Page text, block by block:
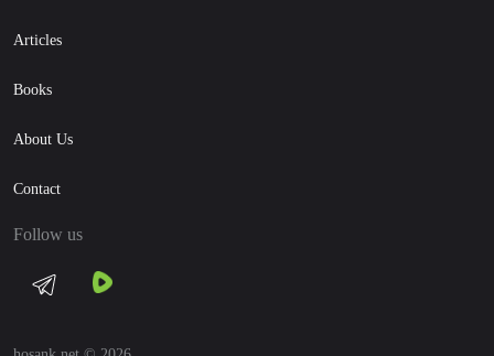
Articles
Books
About Us
Contact
Follow us